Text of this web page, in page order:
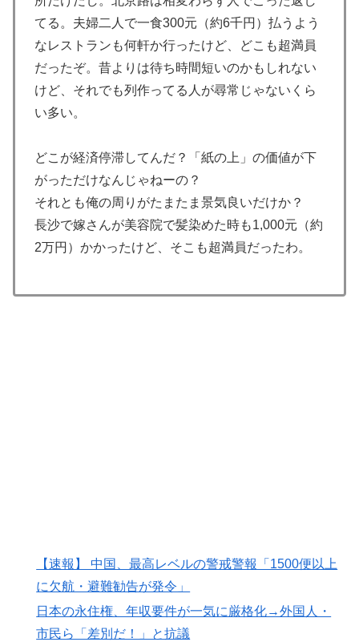
ト、大丈夫なの……？」【海外の反応】
▶
日本のお盆をダブル台風直撃か？←「タイミング悪すぎ
る！」（海外の反応）
▶
韓国、サッカーW杯予選で審判を性接待して買収してい
たことが判明！ 何と日本も巻き込まれることに
争で柵越えを連発「現役時代の噂は本当だったんだ
な…」
何？」
海外「不思議だね！」日本の雇用制度の正しさに気づき
▶
外国人「ドイツと日本、あらゆる面を比較したらどっち
が上なの？」
てる。夫婦二人で一食300元（約6千円）払うよう
なレストランも何軒か行ったけど、どこも超満員
だったぞ。昔よりは待ち時間短いのかもしれない
けど、それでも列作ってる人が尋常じゃないくら
い多い。
どこが経済停滞してんだ？「紙の上」の価値が下
がっただけなんじゃねーの？
それとも俺の周りがたまたま景気良いだけか？
長沙で嫁さんが美容院で髪染めた時も1,000元（約
2万円）かかったけど、そこも超満員だったわ。
【速報】 中国、最高レベルの警戒警報「1500便以上
に欠航・避難勧告が発令」
日本の永住権、年収要件が一気に厳格化→外国人・
市民ら「差別だ！」と抗議